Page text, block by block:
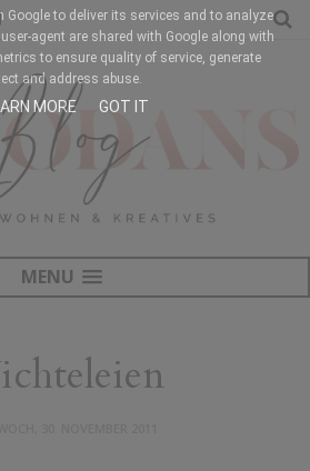
MENU
to deliver its services and to analyze
agent are shared with Google along with
to ensure quality of service, generate
and address abuse.
MORE GOT IT